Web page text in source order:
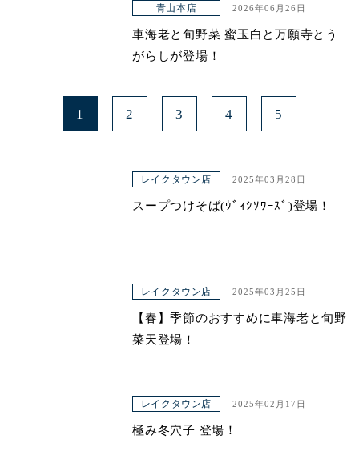
青山本店 2026年06月26日
車海老と旬野菜 蜜玉白と万願寺とう
がらしが登場！
1 2 3 4 5
レイクタウン店 2025年03月28日
スープつけそば(ｳﾞｨｼｿﾜｰｽﾞ)登場！
レイクタウン店 2025年03月25日
【春】季節のおすすめに車海老と旬野
菜天登場！
レイクタウン店 2025年02月17日
極み冬穴子 登場！